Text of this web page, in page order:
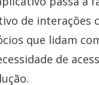
de interações
que lidam
de